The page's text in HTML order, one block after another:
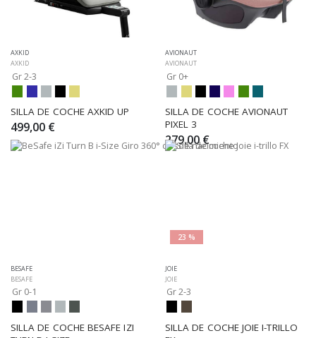
AXKID
AXKID
Gr 2-3
SILLA DE COCHE AXKID UP
499,00 €
AVIONAUT
AVIONAUT
Gr 0+
SILLA DE COCHE AVIONAUT
PIXEL 3
279,00 €
BESAFE
BESAFE
Gr 0-1
SILLA DE COCHE BESAFE IZI
23 %
JOIE
JOIE
Gr 2-3
SILLA DE COCHE JOIE I-TRILLO